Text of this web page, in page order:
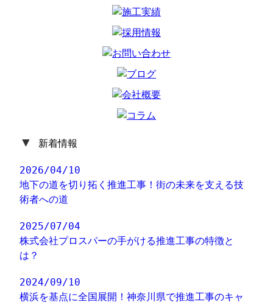
▼ 新着情報
2026/04/10
地下の道を切り拓く推進工事！街の未来を支える技
術者への道
2025/07/04
株式会社プロスパーの手がける推進工事の特徴と
は？
2024/09/10
横浜を基点に全国展開！神奈川県で推進工事のキャ